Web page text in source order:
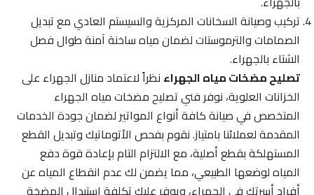
تركيب وصيانة السخانات المركزية والسيستم العادي مع تبديل
الصمامات والترموستات لضمان مياه ساخنة آمنة طوال فصل
الشتاء بالجهراء.
تصليح مضخات مياه الجهراءنظراً لاعتماد منازل الجهراء على
الخزانات العلوية، نوفر فني تصليح مضخات مياه الجهراء
المتخصص في صيانة كافة أنواع المواتير لضمان جودة الخدمات
المقدمة لعملائنا بامتياز. نقوم بفحص الأتوماتيك وتبديل القطع
المستهلكة بقطع أصلية، مع الالتزام التام بإعادة قوة دفع
المياه لوضعها الطبيعي، مما يضمن لك عدم انقطاع المياه عن
أفراد أسرتك في الجهراء، ويوفر عليك تكلفة استبدال المضخة